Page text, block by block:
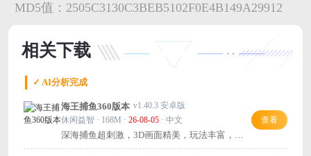
MD5值： 2505C3130C3BEB5102F0E4B149A29912
相关下载
✓ AI分析完成
海王捕鱼360版本 v1.40.3 安卓版
休闲益智 · 168M · 26-08-05· 中文
深海捕鱼超刺激，3D画面精美，玩法丰富，快
来试试吧！
查看